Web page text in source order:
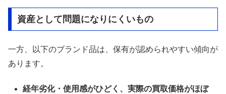
資産として問題になりにくいもの
一方、以下のブランド品は、保有が認められやすい傾向が
あります。
経年劣化・使用感がひどく、実際の買取価格がほぼ